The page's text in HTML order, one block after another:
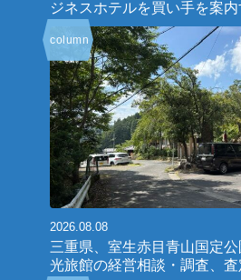
ジネスホテルを買い手を案内
column
2026.08.08
三重県、室生赤目青山国定
光旅館の経営相談・調査、査